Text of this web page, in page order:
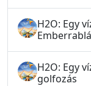
H2O: Egy
H2O: Egy
golfozás